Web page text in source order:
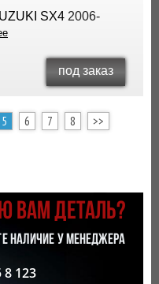
SX42006-
под заказ
5 6 7 8
>>
ВАМ ДЕТАЛЬ?
НАЛИЧИЕ У МЕНЕДЖЕРА
8 123